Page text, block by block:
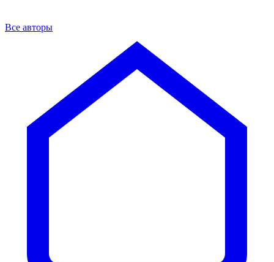
Все авторы